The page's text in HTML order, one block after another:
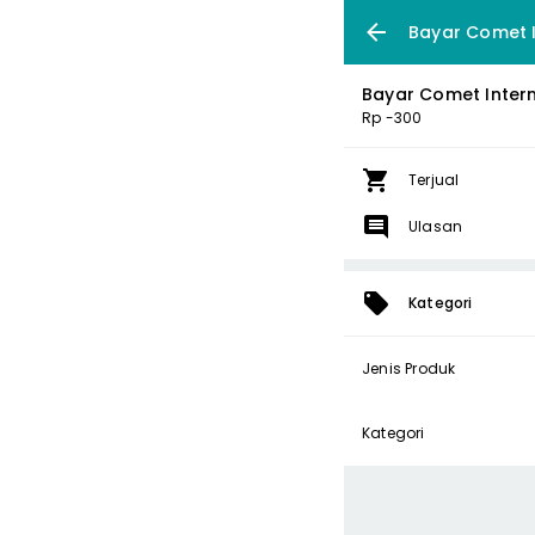
Bayar Comet
Bayar Comet
Rp -300
Terjual
Ulasan
Kategori
Jenis Produk
Kategori